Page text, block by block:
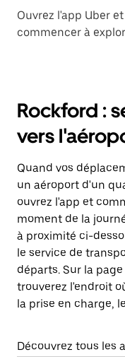
Ouvrez l'app Uber
commencer à
Rockford :
vers
Quand vos
un aéroport d'un
ouvrez l'app et
moment de la
à proximité ci-
le service de
départs. Sur la
trouverez l'endroit
la prise en charge,
Découvrez tous les